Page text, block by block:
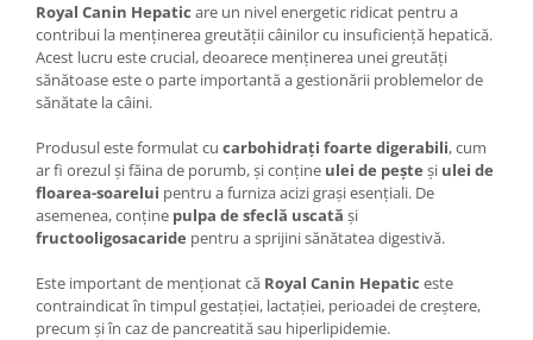
Royal Canin Hepatic are un nivel energetic ridicat pentru a
contribui la menținerea greutății câinilor cu insuficiență hepatică.
Acest lucru este crucial, deoarece menținerea unei greutăți
sănătoase este o parte importantă a gestionării problemelor de
sănătate la câini.
Produsul este formulat cu carbohidrați foarte digerabili, cum
ar fi orezul și făina de porumb, și conține ulei de pește și ulei de
floarea-soarelui pentru a furniza acizi grași esențiali. De
asemenea, conține pulpa de sfeclă uscată și
fructooligosacaride pentru a sprijini sănătatea digestivă.
Este important de menționat că Royal Canin Hepatic este
contraindicat în timpul gestației, lactației, perioadei de creștere,
precum și în caz de pancreatită sau hiperlipidemie.